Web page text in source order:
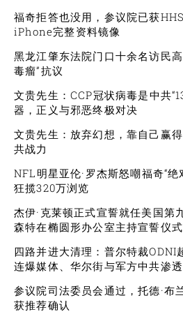
福奇拒答也没用，参议院已获
iPhone完整资料镜像
黑龙江肇东法院门口十余名访民高
毒瘤”抗议
文贵先生：CCP冠状病毒是中共
器，正义与邪恶终极对决
文贵先生：放弃幻想，靠自己赢
共战力
NFL明星亚伦·罗杰斯怒嘲福奇“
狂揽320万浏览
杰伊·克莱顿正式宣誓就任美国第
森特在椭圆形办公室主持宣誓仪式
四路并进大清理：普尔特裁ODNI
连爆媒体、华尔街与军方中共渗透
参议院司法委员会通过，托德·布
获推荐确认